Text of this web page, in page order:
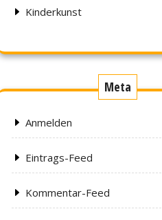
Kinderkunst
Meta
Anmelden
Eintrags-Feed
Kommentar-Feed